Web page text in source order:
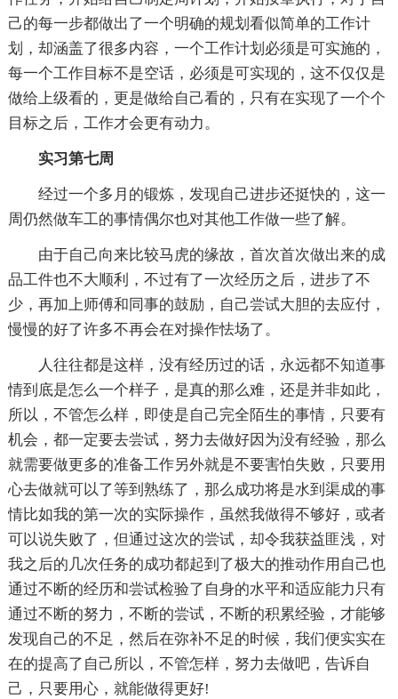
己的每一步都做出了一个明确的规划看似简单的工作计
划，却涵盖了很多内容，一个工作计划必须是可实施的，
每一个工作目标不是空话，必须是可实现的，这不仅仅是
做给上级看的，更是做给自己看的，只有在实现了一个个
目标之后，工作才会更有动力。
实习第七周
经过一个多月的锻炼，发现自己进步还挺快的，这一
周仍然做车工的事情偶尔也对其他工作做一些了解。
由于自己向来比较马虎的缘故，首次首次做出来的成
品工件也不大顺利，不过有了一次经历之后，进步了不
少，再加上师傅和同事的鼓励，自己尝试大胆的去应付，
慢慢的好了许多不再会在对操作怯场了。
人往往都是这样，没有经历过的话，永远都不知道事
情到底是怎么一个样子，是真的那么难，还是并非如此，
所以，不管怎么样，即使是自己完全陌生的事情，只要有
机会，都一定要去尝试，努力去做好因为没有经验，那么
就需要做更多的准备工作另外就是不要害怕失败，只要用
心去做就可以了等到熟练了，那么成功将是水到渠成的事
情比如我的第一次的实际操作，虽然我做得不够好，或者
可以说失败了，但通过这次的尝试，却令我获益匪浅，对
我之后的几次任务的成功都起到了极大的推动作用自己也
通过不断的经历和尝试检验了自身的水平和适应能力只有
通过不断的努力，不断的尝试，不断的积累经验，才能够
发现自己的不足，然后在弥补不足的时候，我们便实实在
在的提高了自己所以，不管怎样，努力去做吧，告诉自
己，只要用心，就能做得更好!